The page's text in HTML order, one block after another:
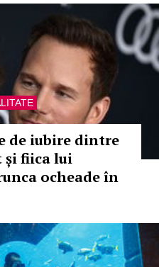
de iubire dintre
și fiica lui
ocheade în